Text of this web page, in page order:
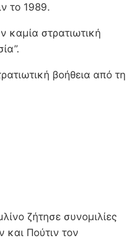
το 1989.
καμία στρατιωτική
βοήθεια από τη
ζήτησε συνομιλίες
και Πούτιν τον